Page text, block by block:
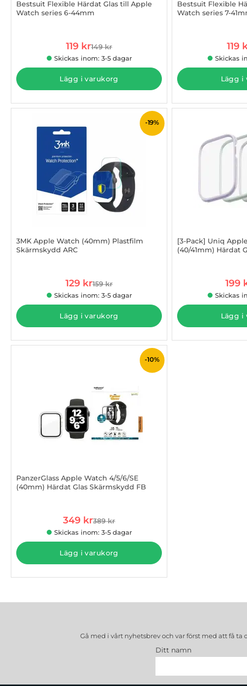
Bestsuit Flexible Härdat Glas till Apple
Watch series 6-44mm
rea pris
119 krtidigare pris
149 kr
Skickas inom: 3-5 dagar
Lägg i varukorg
Bestsuit Flexible
Watch series 7-
rea
119
Skickas
Lägg i
-19%
3MK Apple Watch (40mm) Plastfilm
Skärmskydd ARC
rea pris
129 krtidigare pris
159 kr
Skickas inom: 3-5 dagar
Lägg i varukorg
[3-Pack] Uniq
(40/41mm) Härdat
rea
199
Skickas
Lägg i
-10%
PanzerGlass Apple Watch 4/5/6/SE
(40mm) Härdat Glas Skärmskydd FB
rea pris
349 krtidigare pris
389 kr
Skickas inom: 3-5 dagar
Lägg i varukorg
Gå med i vårt nyhetsbrev och var först med att få
Ditt namn